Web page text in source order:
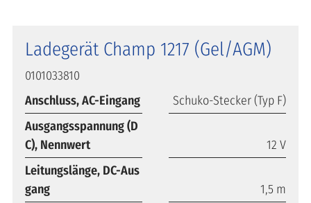
Ladegerät Champ 1217 (Gel/AGM)
0101033810
Anschluss, AC-Eingang
Schuko-Stecker (Typ F)
Ausgangsspannung (D
C), Nennwert
12 V
Leitungslänge, DC-Aus
gang
1,5 m